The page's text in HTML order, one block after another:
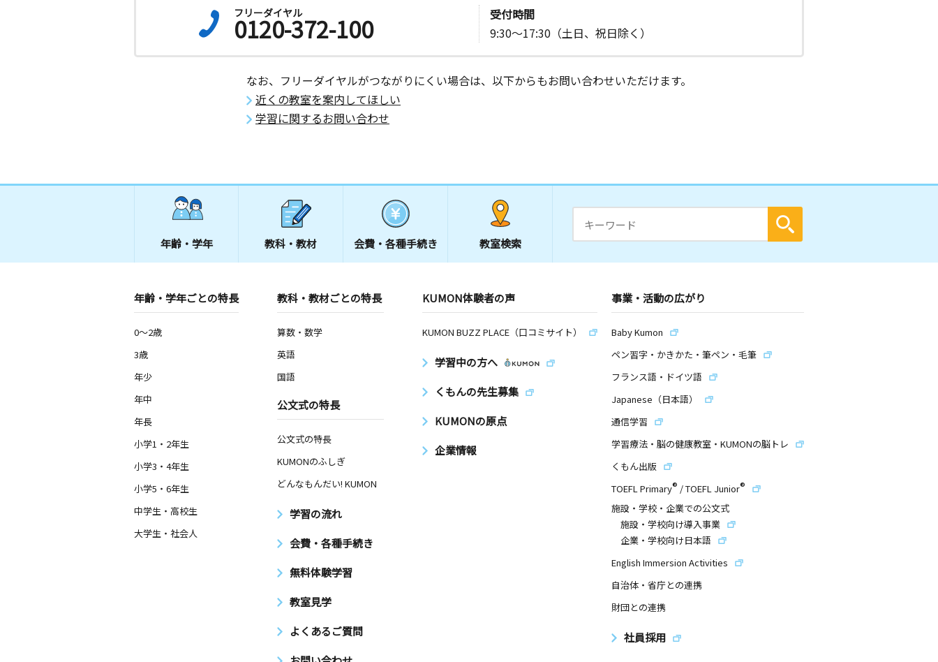
和歌山県橋本市三石台３丁目２６－１５ キホク
応其教室
水 木 金 土
日
和歌山県橋本市高野口町名古曽１４４－２
フリーダイヤル
0120-372-100
受付時間
9:30～17:30（土日、祝日除く）
なお、フリーダイヤルがつながりにくい場合は、以下からもお問い合わせいただけます。
近くの教室を案内してほしい
学習に関するお問い合わせ
年齢・学年 教科・教材 会費・ 各種手続き 教室検索
年齢・学年ごとの特長
0～2歳
3歳
年少
年中
年長
小学1・2年生
小学3・4年生
小学5・6年生
中学生・高校生
大学生・社会人
教科・教材ごとの特長
算数・数学
英語
国語
公文式の特長
公文式の特長
KUMONのふしぎ
どんなもんだい! KUMON
学習の流れ
会費・各種手続き
無料体験学習
教室見学
よくあるご質問
KUMON体験者の声
KUMON BUZZ PLACE（口コミサイト）
学習中の方へ
くもんの先生募集
KUMONの原点
企業情報
事業・活動の広がり
Baby Kumon
ペン習字・かきかた・筆ペン・毛筆
フランス語・ドイツ語
Japanese（日本語）
通信学習
学習療法・脳の健康教室・KUMONの脳トレ
くもん出版
TOEFL Primary® /TOEFL Junior®
施設・学校・企業での公文式
施設・学校向け導入事業
企業・学校向け日本語
English Immersion Activities
自治体・省庁との連携
財団との連携
社員採用